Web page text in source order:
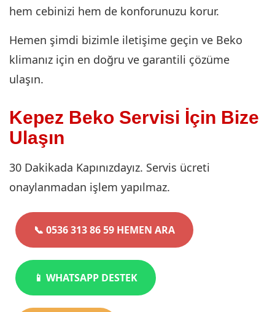
hem cebinizi hem de konforunuzu korur.
Hemen şimdi bizimle iletişime geçin ve Beko
klimanız için en doğru ve garantili çözüme
ulaşın.
Kepez Beko Servisi İçin Bize
Ulaşın
30 Dakikada Kapınızdayız. Servis ücreti
onaylanmadan işlem yapılmaz.
📞 0536 313 86 59 HEMEN ARA
📱 WHATSAPP DESTEK